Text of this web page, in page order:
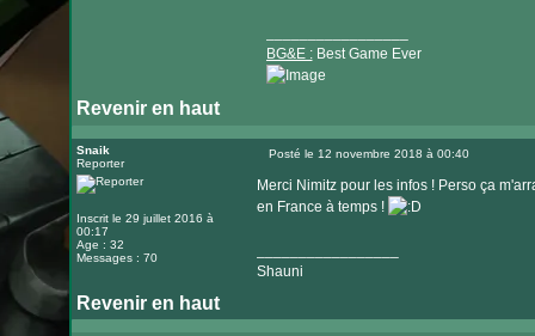
BG&E :Best Game Ever
Revenir en haut
le
internet
Snaik
Reporter
Inscrit le 29 juillet 2016 à
00:17
Age : 32
Messages : 70
Posté le 12 novembre 2018 à 00:40
Merci Nimitz pour les infos ! Perso ça
en France à temps !
Shauni
Revenir en haut